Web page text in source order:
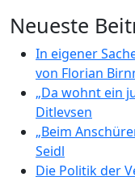
Neueste
In eigener
von Florian
„Da wohnt ein
Ditlevsen
„Beim
Seidl
Die Politik der